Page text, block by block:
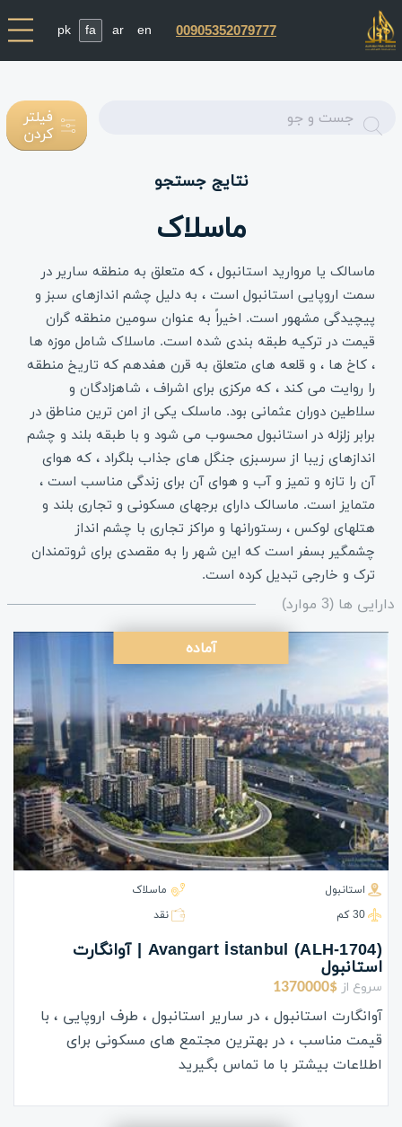
00905352079777
en
ar
fa
pk
Enter
text
فیلتر
کردن
نتایج جستجو
ماسلاک
ماسالک یا مروارید استانبول ، که متعلق به منطقه ساریر در
سمت اروپایی استانبول است ، به دلیل چشم اندازهای سبز و
پیچیدگی مشهور است. اخیراً به عنوان سومین منطقه گران
قیمت در ترکیه طبقه بندی شده است. ماسلاک شامل موزه ها
، کاخ ها ، و قلعه های متعلق به قرن هفدهم که تاریخ منطقه
را روایت می کند ، که مرکزی برای اشراف ، شاهزادگان و
سلاطین دوران عثمانی بود. ماسلک یکی از امن ترین مناطق در
برابر زلزله در استانبول محسوب می شود و با طبقه بلند و چشم
اندازهای زیبا از سرسبزی جنگل های جذاب بلگراد ، که هوای
آن را تازه و تمیز و آب و هوای آن برای زندگی مناسب است ،
متمایز است. ماسالک دارای برجهای مسکونی و تجاری بلند و
هتلهای لوکس ، رستورانها و مراکز تجاری با چشم انداز
چشمگیر بسفر است که این شهر را به مقصدی برای ثروتمندان
ترک و خارجی تبدیل کرده است.
دارایی ها (3 موارد)
آماده
استانبول
ماسلاک
30 كم
نقد
(ALH-1704) Avangart İstanbul | آوانگارت
استانبول
سروع از 1370000$
آوانگارت استانبول ، در ساریر استانبول ، طرف اروپایی ، با
قیمت مناسب ، در بهترین مجتمع های مسکونی برای
اطلاعات بیشتر با ما تماس بگیرید